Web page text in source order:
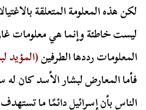
لكن هذه المعلومة المتعلقة
ليست خاطئة وإنما هي معلومات
المعلومات رددها الطرفين(المؤيد
فأما المعارض لبشار الأسد كان
الناس بأن إسرائيل دائمًا ما تستهدف